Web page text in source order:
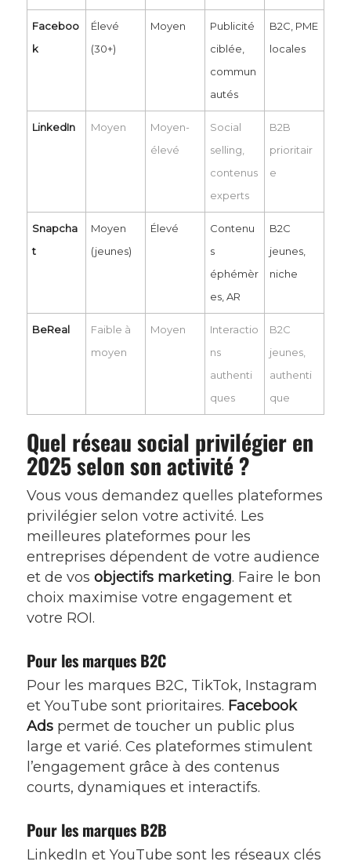
Faceboo
k
Élevé
(30+)
Moyen
Publicité
ciblée,
commun
autés
B2C, PME
locales
LinkedIn Moyen
Moyen-
élevé
Social
selling,
contenus
experts
B2B
prioritair
e
Snapcha
t
Moyen
(jeunes)
Élevé
Contenu
s
éphémèr
es, AR
B2C
jeunes,
niche
BeReal
Faible à
moyen
Moyen
Interactio
ns
authenti
ques
B2C
jeunes,
authenti
que
Quel réseau social privilégier en
2025 selon son activité ?
Vous vous demandez quelles plateformes
privilégier selon votre activité. Les
meilleures plateformes pour les
entreprises dépendent de votre audience
et de vos objectifs marketing. Faire le bon
choix maximise votre engagement et
votre ROI.
Pour les marques B2C
Pour les marques B2C, TikTok, Instagram
et YouTube sont prioritaires. Facebook
Ads permet de toucher un public plus
large et varié. Ces plateformes stimulent
l’engagement grâce à des contenus
courts, dynamiques et interactifs.
Pour les marques B2B
LinkedIn et YouTube sont les réseaux clés